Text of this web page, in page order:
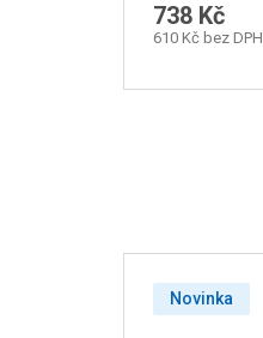
Novinka
610 Kč bez DPH
738 Kč